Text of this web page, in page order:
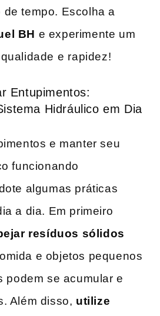
de tempo. Escolha a
BH e experimente um
e rapidez!
Entupimentos:⁤
Hidráulico em Dia
e manter seu
funcionando
algumas práticas
a dia. Em primeiro
resíduos‌ sólidos
e objetos pequenos
podem se acumular e
Além disso, utilize